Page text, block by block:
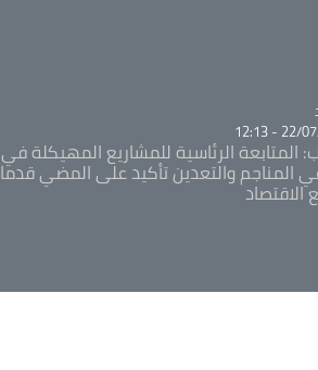
22/07/
المتابعة الرئاسية للمشاريع المهيكلة في
المناجم والتعدين تأكيد على المضي قدما
الاقتصاد